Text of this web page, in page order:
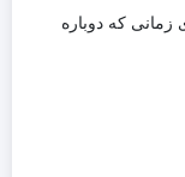
زمانی که دوباره